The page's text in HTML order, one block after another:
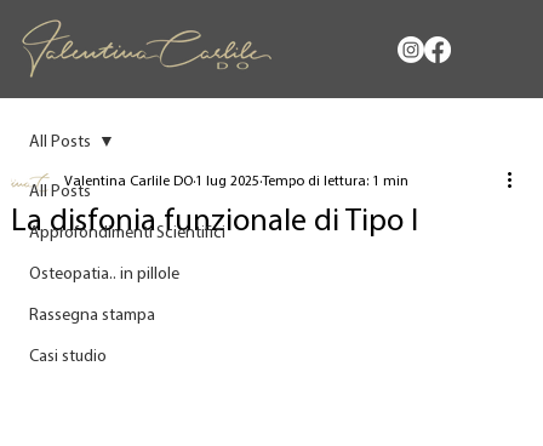
All Posts
Approfondimenti Scientifici
Osteopatia.. in pillole
Rassegna stampa
Casi studio
All Posts
La disfonia funzionale di Tipo I
Valentina Carlile DO1 lug 2025 Tempo di lettura: 1 min